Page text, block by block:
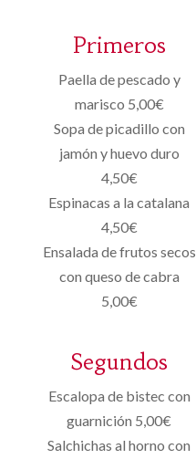
Primeros
Paella de pescado y
marisco 5,00€
Sopa de picadillo con
jamón y huevo duro
4,50€
Espinacas a la catalana
4,50€
Ensalada de frutos secos
con queso de cabra
5,00€
Segundos
Escalopa de bistec con
guarnición 5,00€
Salchichas al horno con